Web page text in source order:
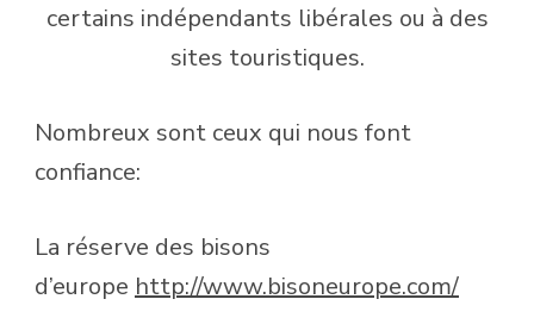
certains indépendants libérales ou à des
sites touristiques.
Nombreux sont ceux qui nous font
confiance:
La réserve des bisons
d’europe http://www.bisoneurope.com/